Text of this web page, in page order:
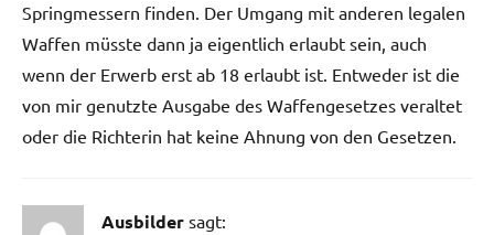
Springmessern finden. Der Umgang mit anderen legalen
Waffen müsste dann ja eigentlich erlaubt sein, auch
wenn der Erwerb erst ab 18 erlaubt ist. Entweder ist die
von mir genutzte Ausgabe des Waffengesetzes veraltet
oder die Richterin hat keine Ahnung von den Gesetzen.
Ausbilder sagt: